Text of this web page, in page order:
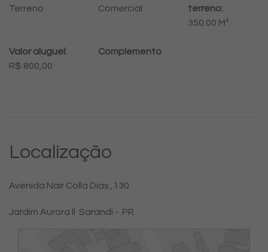
Terreno
Comercial
terreno:
350.00 M²
Valor aluguel:
R$ 800,00
Complemento
Localização
Avenida Nair Colla Dias., 130
Jardim Aurora ll Sarandi - PR